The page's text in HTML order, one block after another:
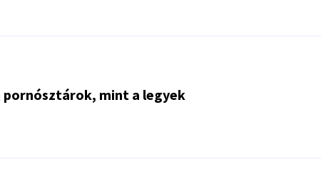
pornósztárok, mint a legyek